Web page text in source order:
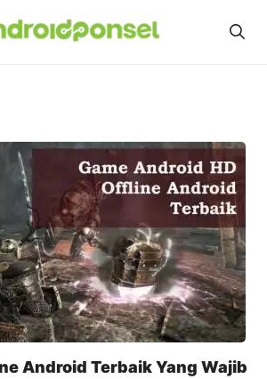
Android Terbaik Yang Wajib